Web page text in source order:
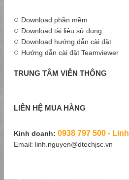
Download phần mềm
Download tài liệu sử dụng
Download hướng dẫn cài đặt
Hướng dẫn cài đặt Teamviewer
TRUNG TÂM VIỄN THÔNG
LIÊN HỆ MUA HÀNG
Kinh doanh: 0938 797 500 - Linh
Email: linh.nguyen@dtechjsc.vn